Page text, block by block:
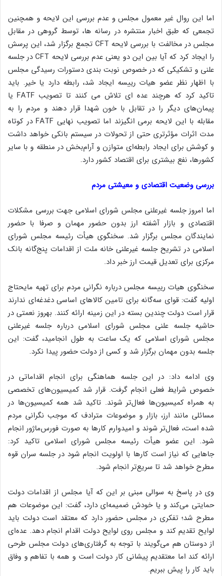
اما این روال غیر معمول مجلس و عدم بررسی این لایحه و همچنین
تجمعی که طبق اخبار منتشره در رسانه ها، توسط گروهی در مقابل
مجلس در مخالفت با بررسی لایحه CFT تجمع برگزار شد، این پرسش
را ایجاد کرد که آیا بین این دو یعنی عدم بررسی لایحه CFT در جلسه
علنی و تشکیکی که در خصوص نوبت بندی دستورات رسیدگی مجلس
با اظهار نظر عضو هیات رییسه ایجاد شد، رابطه دارد یا خیر. باید
تاکید کرد که هرچند عده ای تلاش می کنند تا تصویب FATF یا
پیمان‌های دیگر را در تقابل با خون شهدا قرار دهند و مردم را به
مقابله با این لایحه برمی انگیزند اما تصویب نهایی FATF در کوتاه
مدت اثرات مؤثرتری حتی از تحولات در سیستم بانکی خواهد داشت
و کوشش برای ایجاد رابطه‌ای متوازن و آرام‌بخش در منطقه و با سایر
کشورها، نفع بیشتری برای اقتصاد کشور دارد.
بررسی وضعیت اقتصادی و معیشتی مردم
اما امروز جلسه غیرعلنی مجلس شورای اسلامی جهت بررسی مشکلات
اقتصادی و بازار آشفته ارز بدون حضور مهمان و صرفا با حضور
نمایندگان مجلس برگزار شد. سخنگوی هیأت رئیسه مجلس شورای
اسلامی در تشریح جلسه غیرعلنی خانه ملت از اقدامات پنج‌گانه بانک
مرکزی برای تعدیل قیمت ارز خبر داد.
سخنگوی هیات رییسه مجلس درباره نگرانی مردم برای تهیه مایحتاج
اولیه گفت: قوای سه‌گانه برای تامین کالاهای اساسی دغدغه‌ای ندارند
قرار است دولت چندین بسته در این زمینه ارائه کنند. بهروز نعمتی در
حاشیه جلسه علنی مجلس شورای اسلامی درباره جلسه غیرعلنی
مجلس شورای اسلامی که یک ساعت به طول انجامید، گفت: این
جلسه بدون مهمان برگزار شد و کسی از دولت حضور پیدا نکرد.
وی ادامه داد: در این جلسه هماهنگی برای انجام اقداماتی در
خصوص شرایط فعلی انجام گرفت. قرار شد کمیسیون‌های تخصصی
به همراه کمیسیون‌ها فعال‌تر شوند. تاکید شد همه کمیسیون‌ها در
مسائلی مانند ارز، بازار و موضوعات مترادف که موجب نگرانی مردم
شده است، فعال‌تر شوند و امیدوارم کارها به صورت فورس‌ماژور انجام
شود. این عضو هیأت رئیسه مجلس شورای اسلامی تاکید کرد:
جاهایی که نیاز است کارها با اولویت انجام شود در جلسه سران قوه
مطرح خواهد شد تا سریع‌تر انجام شود.
وی در پاسخ به سوالی مبنی بر این که آیا مجلس از اقدامات دولت
حمایتی می‌کند و یا خودش ضمیمه‌ای دارد، گفت: این موضوعات هم
مطرح شد؛ تفکری در مجلس حضور دارد که معتقد است دولت باید
لوایح تقدیم کند و مجلس روی لوایح دولت اقدام انجام دهد. عده‌ای
از دوستان هم می‌گویند با توجه به گرفتاری‌های دولت مجلس طرحی
ارائه کند اما معتقدیم پیشانی کار دولت است و همه با تفاهم و وفاق
باید کار را پیش ببریم.